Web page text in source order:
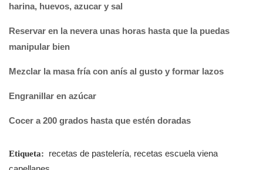
harina, huevos, azucar y sal
Reservar en la nevera unas horas hasta que la puedas
manipular bien
Mezclar la masa fría con anís al gusto y formar lazos
Engranillar en azúcar
Cocer a 200 grados hasta que estén doradas
Etiqueta: recetas de pastelería, recetas escuela viena